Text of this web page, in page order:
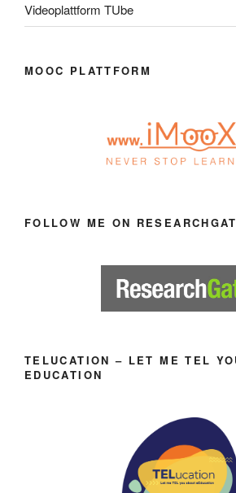
Videoplattform TUbe
MOOC PLATTFORM
FOLLOW ME ON
TELUCATION – LET ME TEL
EDUCATION